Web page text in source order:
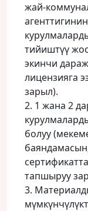
жай-
тийиштүү
экинчи
лицензияга
зарыл).
2. 1 жана 2
болуу
тапшыруу
3.